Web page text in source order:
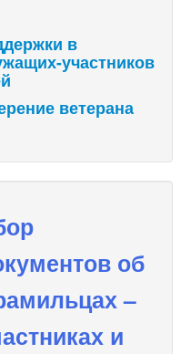
в
участников
ветерана
об
–
и